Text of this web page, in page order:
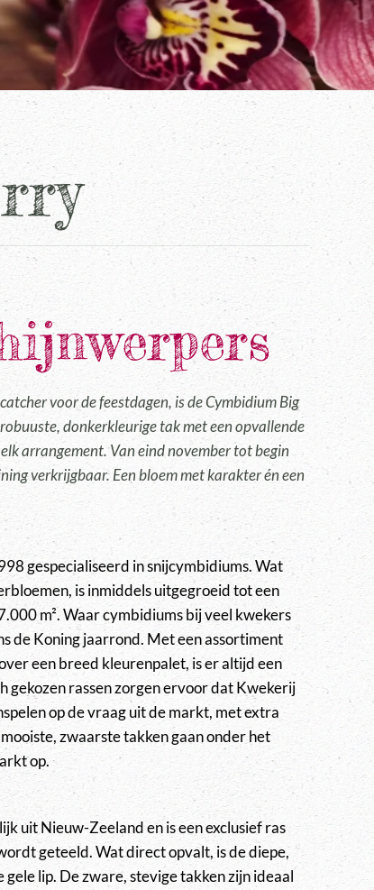
voor de feestdagen, is de Cymbidium Big
donkerkleurige tak met een opvallende
arrangement. Van eind november tot begin
verkrijgbaar. Een bloem met karakter én een
gespecialiseerd in snijcymbidiums. Wat
is inmiddels uitgegroeid tot een
m². Waar cymbidiums bij veel kwekers
de Koning jaarrond. Met een assortiment
een breed kleurenpalet, is er altijd een
gekozen rassen zorgen ervoor dat Kwekerij
op de vraag uit de markt, met extra
zwaarste takken gaan onder het
op.
uit Nieuw-Zeeland en is een exclusief ras
geteeld. Wat direct opvalt, is de diepe,
lip. De zware, stevige takken zijn ideaal